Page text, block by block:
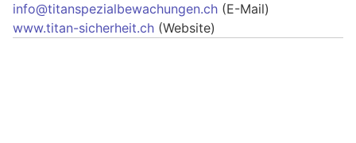
info@titanspezialbewachungen.ch (E-Mail)
www.titan-sicherheit.ch (Website)